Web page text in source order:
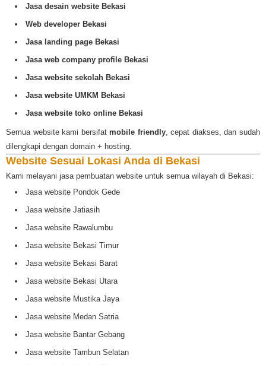
Jasa desain website Bekasi
Web developer Bekasi
Jasa landing page Bekasi
Jasa web company profile Bekasi
Jasa website sekolah Bekasi
Jasa website UMKM Bekasi
Jasa website toko online Bekasi
Semua website kami bersifatmobile friendly, cepat diakses, dan sudah
dilengkapi dengan domain + hosting.
Website Sesuai Lokasi Anda di Bekasi
Kami melayani jasa pembuatan website untuk semua wilayah di Bekasi:
Jasa website Pondok Gede
Jasa website Jatiasih
Jasa website Rawalumbu
Jasa website Bekasi Timur
Jasa website Bekasi Barat
Jasa website Bekasi Utara
Jasa website Mustika Jaya
Jasa website Medan Satria
Jasa website Bantar Gebang
Jasa website Tambun Selatan